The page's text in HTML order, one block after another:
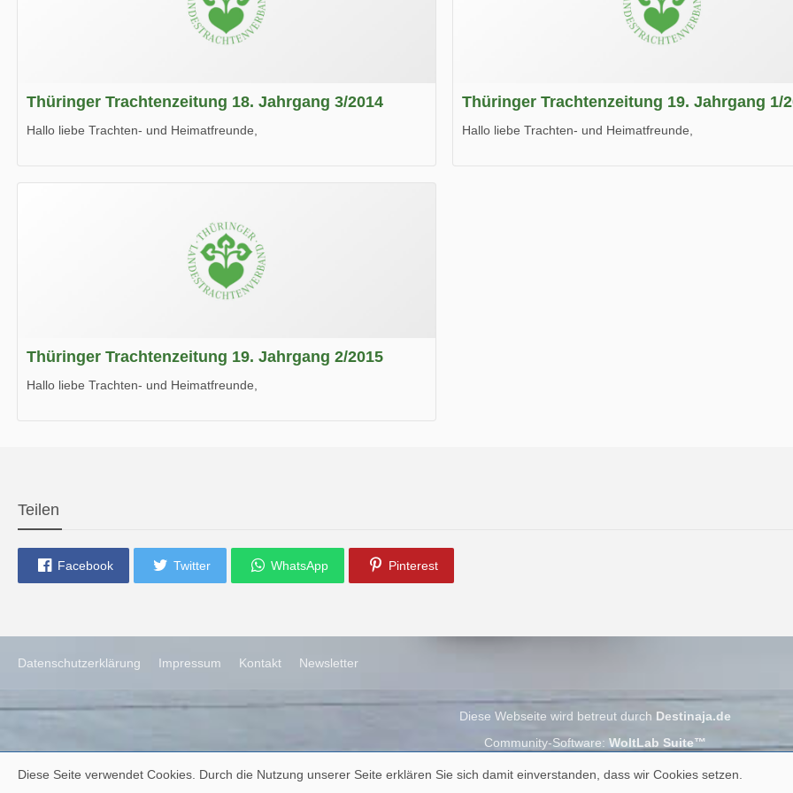
Thüringer Trachtenzeitung 18. Jahrgang 3/2014
Hallo liebe Trachten- und Heimatfreunde,
Wir wünschen Euch viel Spaß beim Lesen.
Thüringer Trachtenzeitung 19. Jahrgang 1/
Hallo liebe Trachten- und Heimatfreunde,
Thüringer Trachtenzeitung 19. Jahrgang 2/2015
Hallo liebe Trachten- und Heimatfreunde,
Teilen
Facebook Twitter WhatsApp Pinterest
Datenschutzerklärung Impressum Kontakt Newsletter
Diese Webseite wird betreut durch Destinaja.de
Community-Software: WoltLab Suite™
Diese Seite verwendet Cookies. Durch die Nutzung unserer Seite erklären Sie sich damit einverstanden, dass wir Cookies setzen.